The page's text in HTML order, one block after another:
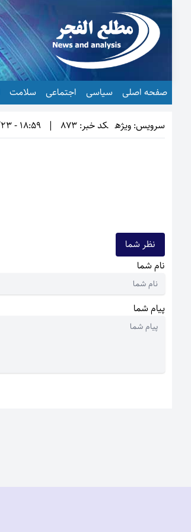
صفحه اصلی سیاسی اجتماعی سلامت
سرویس: ویژه کد خبر: 873 |
18:59 - 1391/09/23
نظر شما
نام شما
پیام شما